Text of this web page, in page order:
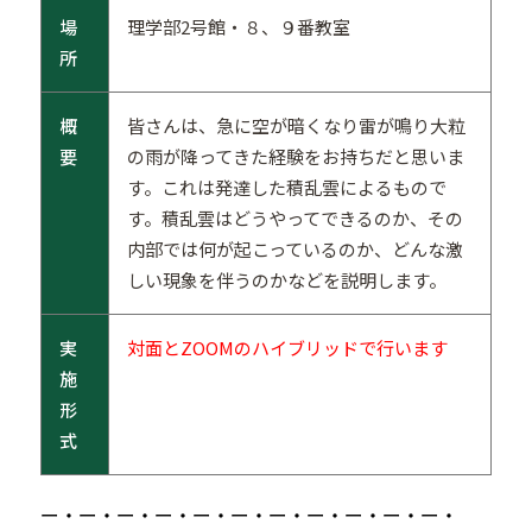
場
所
理学部2号館・８、９番教室
概
要
皆さんは、急に空が暗くなり雷が鳴り大粒
の雨が降ってきた経験をお持ちだと思いま
す。これは発達した積乱雲によるもので
す。積乱雲はどうやってできるのか、その
内部では何が起こっているのか、どんな激
しい現象を伴うのかなどを説明します。
実
施
形
式
対面とZOOMのハイブリッドで行います
ー・ー・ー・ー・ー・ー・ー・ー・ー・ー・ー・